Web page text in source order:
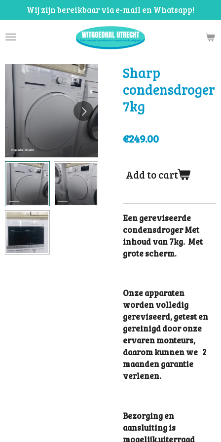
to
main
Wij zijn bereikbaar via e-mail en Whatsapp!
Sharp
condensdroger
7kg
€249.00
Add to cart
Een gereviseerde
condensdroger Met
inhoud van 7kg. Met
grote scherm.
Onze apparaten
worden volledig
gereviseerd, getest en
gereinigd door onze
ervaren monteurs,
daarom kunnen we 2
maanden garantie
verlenen.
Bezorging en
aansluiting is
mogelijk.uiterraad